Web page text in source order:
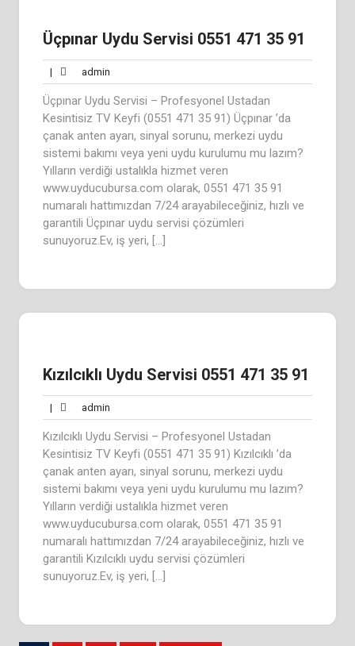
Üçpınar Uydu Servisi 0551 471 35 91
| admin
Üçpınar Uydu Servisi – Profesyonel Ustadan
Kesintisiz TV Keyfi (0551 471 35 91) Üçpınar ’da
çanak anten ayarı, sinyal sorunu, merkezi uydu
sistemi bakımı veya yeni uydu kurulumu mu lazım?
Yılların verdiği ustalıkla hizmet veren
www.uyducubursa.com olarak, 0551 471 35 91
numaralı hattımızdan 7/24 arayabileceğiniz, hızlı ve
garantili Üçpınar uydu servisi çözümleri
sunuyoruz.Ev, iş yeri, […]
Kızılcıklı Uydu Servisi 0551 471 35 91
| admin
Kızılcıklı Uydu Servisi – Profesyonel Ustadan
Kesintisiz TV Keyfi (0551 471 35 91) Kızılcıklı ’da
çanak anten ayarı, sinyal sorunu, merkezi uydu
sistemi bakımı veya yeni uydu kurulumu mu lazım?
Yılların verdiği ustalıkla hizmet veren
www.uyducubursa.com olarak, 0551 471 35 91
numaralı hattımızdan 7/24 arayabileceğiniz, hızlı ve
garantili Kızılcıklı uydu servisi çözümleri
sunuyoruz.Ev, iş yeri, […]